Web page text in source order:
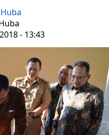
Huba
- 13:43